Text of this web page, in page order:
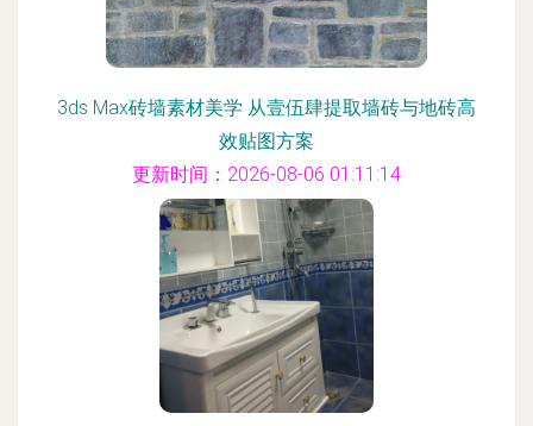
3ds Max砖墙素材美学 从壹伍肆提取墙砖与地砖高
效贴图方案
更新时间：2026-08-06 01:11:14